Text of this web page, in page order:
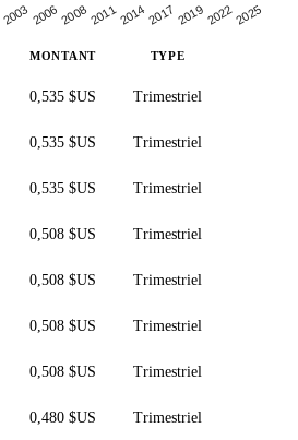
200320062008201120142017 201920222025
MONTANT TYPE
0,535 $US Trimestriel
0,535 $US Trimestriel
0,535 $US Trimestriel
0,508 $US Trimestriel
0,508 $US Trimestriel
0,508 $US Trimestriel
0,508 $US Trimestriel
0,480 $US Trimestriel